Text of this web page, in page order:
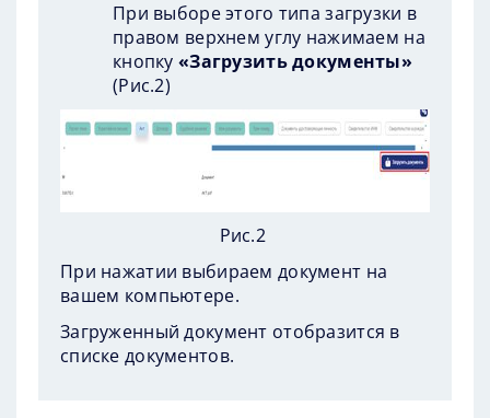
При выборе этого типа загрузки в
правом верхнем углу нажимаем на
кнопку«Загрузить документы»
(Рис.2)
Рис.2
При нажатии выбираем документ на
вашем компьютере.
Загруженный документ отобразится в
списке документов.